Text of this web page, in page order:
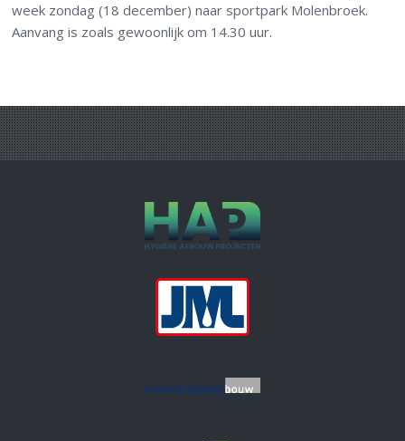
week zondag (18 december) naar sportpark Molenbroek.
Aanvang is zoals gewoonlijk om 14.30 uur.